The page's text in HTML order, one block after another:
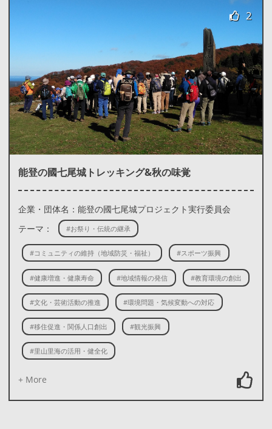
2
能登の國七尾城トレッキング&秋の味覚
企業・団体名：能登の國七尾城プロジェクト実行委員会
テーマ：
#お祭り・伝統の継承
#コミュニティの維持（地域防災・福祉） #スポーツ振興
#健康増進・健康寿命 #地域情報の発信 #教育環境の創出
#文化・芸術活動の推進 #環境問題・気候変動への対応
#移住促進・関係人口創出 #観光振興
#里山里海の活用・健全化
+ More